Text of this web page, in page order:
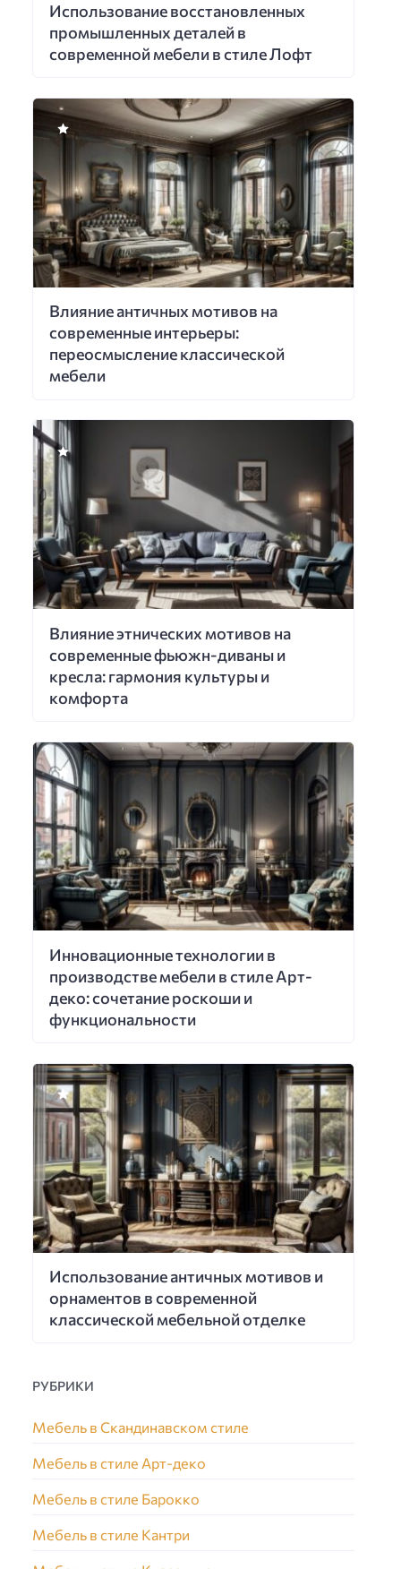
Использование восстановленных
промышленных деталей в
современной мебели в стиле Лофт
Влияние античных мотивов на
современные интерьеры:
переосмысление классической
мебели
Влияние этнических мотивов на
современные фьюжн-диваны и
кресла: гармония культуры и
комфорта
Инновационные технологии в
производстве мебели в стиле Арт-
деко: сочетание роскоши и
функциональности
Использование античных мотивов и
орнаментов в современной
классической мебельной отделке
РУБРИКИ
Мебель в Скандинавском стиле
Мебель в стиле Арт-деко
Мебель в стиле Барокко
Мебель в стиле Кантри